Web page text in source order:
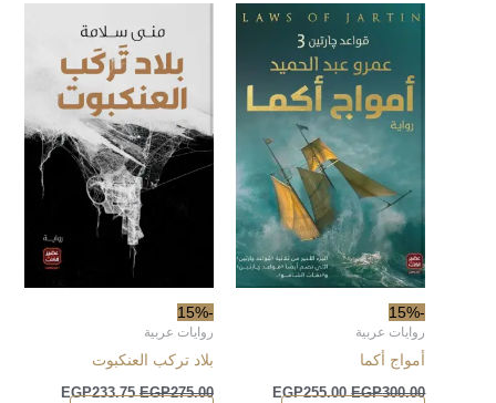
-15%
روايات عربية
أمواج أكما
EGP300.00
EGP255.00
-15%
روايات عربية
بلاد تركب العنكبوت
EGP275.00
EGP233.75